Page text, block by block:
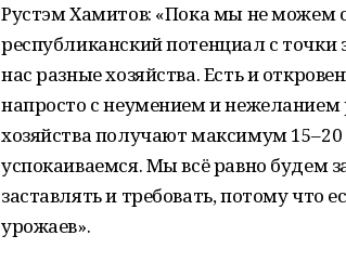
Рустэм Хамитов: «Пока мы не можем
республиканский потенциал с
нас разные хозяйства. Есть и
напросто с неумением и нежеланием
хозяйства получают максимум
успокаиваемся. Мы всё равно будем
заставлять и требовать, потому что
урожаев».